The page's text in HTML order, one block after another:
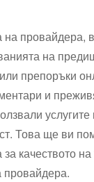
на провайдера,
на
препоръки
и
Това ще ви
качеството на